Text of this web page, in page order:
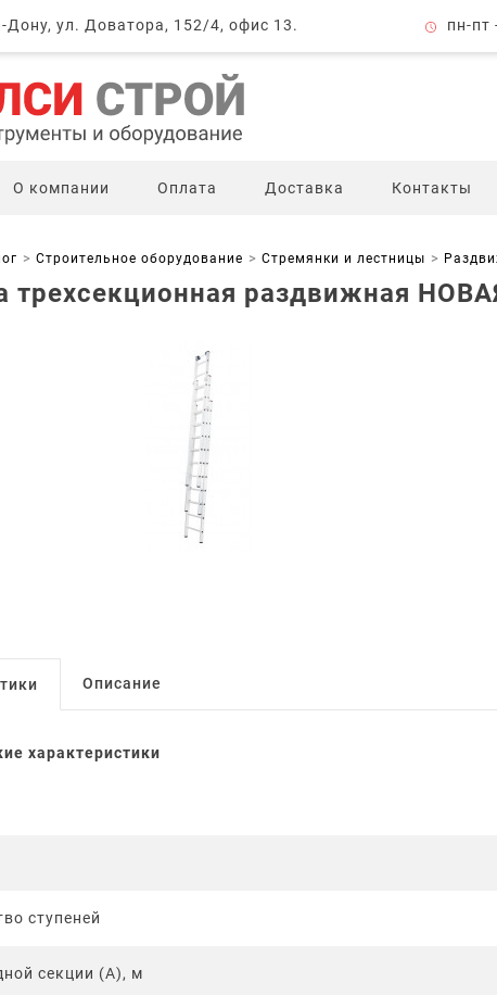
Дону, ул. Доватора, 152/4, офис 13. пн-пт
О компании Оплата Доставка Контакты
Строительное оборудование Стремянки и лестницы
трехсекционная раздвижная
Описание
характеристики
ступеней
секции (А), м